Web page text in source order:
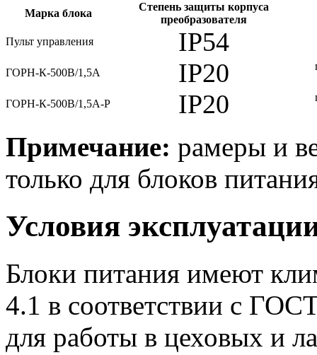
Марка блока
Степень защиты корпуса
преобразователя
Пульт управления
IP54
ГОРН-К-500В/1,5А IP20
ГОРН-К-500В/1,5А-Р IP20
Примечание: рамеры и
только для блоков
Условия
Блоки питания имеют
4.1 в соответствии с
для работы в цеховых и